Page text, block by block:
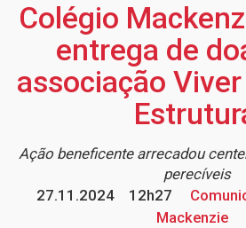
Colégio
entrega de
associação
Ação beneficente arrecadou
perecíveis
27.11.2024
12h27
Mackenzie